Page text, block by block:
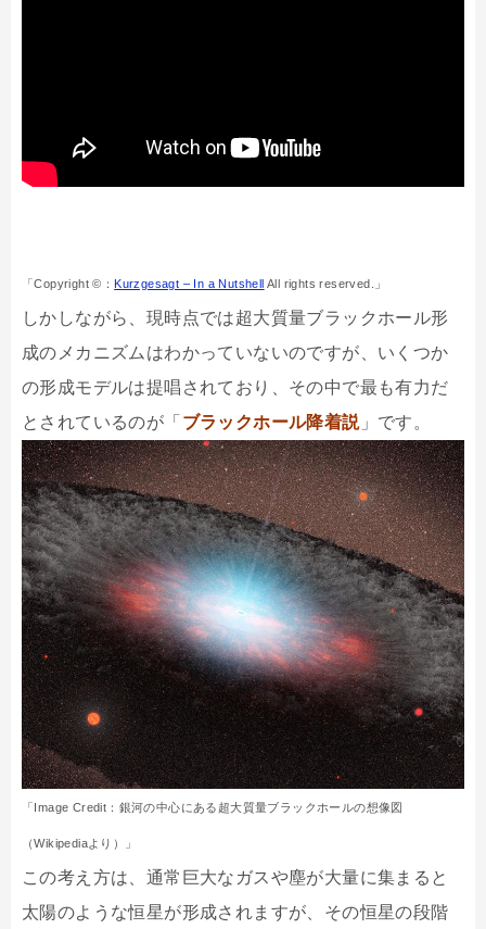
「Copyright ©：Kurzgesagt – In a Nutshell All rights reserved.」
しかしながら、現時点では超大質量ブラックホール形
成のメカニズムはわかっていないのですが、いくつか
の形成モデルは提唱されており、その中で最も有力だ
とされているのが「 ブラックホール降着説」です。
「Image Credit：銀河の中心にある超大質量ブラックホールの想像図
（Wikipediaより）」
この考え方は、通常巨大なガスや塵が大量に集まると
太陽のような恒星が形成されますが、その恒星の段階